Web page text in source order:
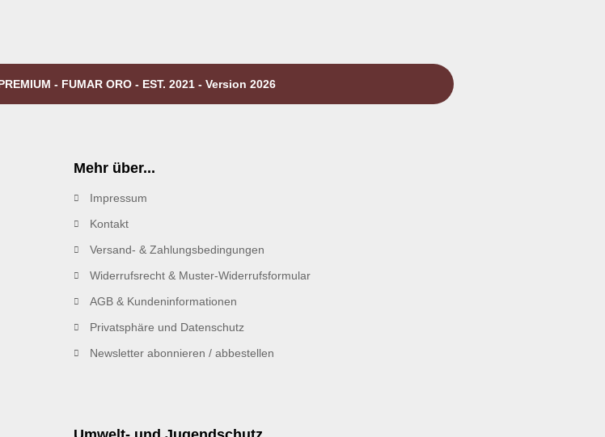
- FUMAR ORO - EST. 2021 - Version 2026
Mehr über...
Impressum
Kontakt
Versand- & Zahlungsbedingungen
Widerrufsrecht & Muster-Widerrufsformular
AGB & Kundeninformationen
Privatsphäre und Datenschutz
Newsletter abonnieren / abbestellen